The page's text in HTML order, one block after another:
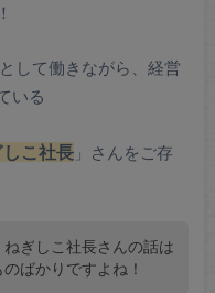
して働きながら、経営
いる
しこ社長」さんをご存
ぎしこ社長さんの話は
ばかりですよね！